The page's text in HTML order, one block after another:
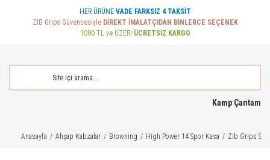
HER ÜRÜNE VADE FARKSIZ 4 TAKSİT
ZİB Grips Güvencesiyle DİREKT İMALATÇIDAN BİNLERCE SEÇENEK
1000 TL ve ÜZERİ ÜCRETSİZ KARGO
Kamp Çantam
Anasayfa Ahşap Kabzalar Browning High Power 14 Spor Kasa Zib Grips